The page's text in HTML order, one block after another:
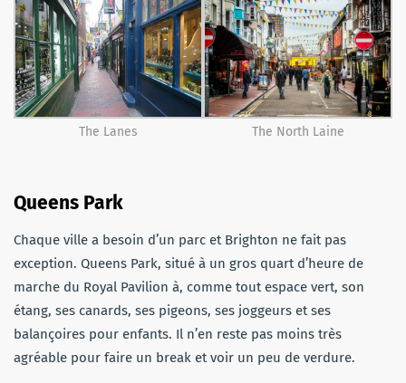
The Lanes The North Laine
Queens Park
Chaque ville a besoin d’un parc et Brighton ne fait pas
exception. Queens Park, situé à un gros quart d’heure de
marche du Royal Pavilion à, comme toutespace vert, son
étang, ses canards, ses pigeons, ses joggeurs et ses
balançoires pour enfants. Il n’en reste pas moins très
agréable pour faire un break et voir un peu de verdure.